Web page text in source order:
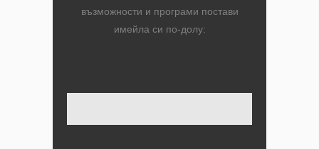
възможности и програми постави
имейла си по-долу: